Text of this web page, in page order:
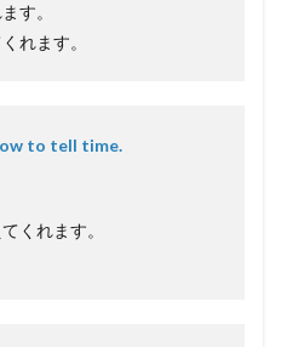
す。
れます。
to tell time.
くれます。